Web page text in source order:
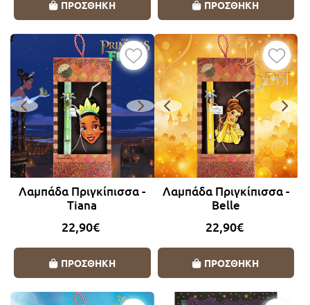
ΠΡΟΣΘΗΚΗ ΠΡΟΣΘΗΚΗ
Λαμπάδα Πριγκίπισσα -
Tiana
22,90€
ΠΡΟΣΘΗΚΗ
Λαμπάδα Πριγκίπισσα -
Belle
22,90€
ΠΡΟΣΘΗΚΗ